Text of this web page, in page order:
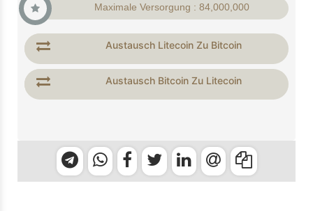
Maximale Versorgung : 84,000,000
Austausch Litecoin Zu Bitcoin
Austausch Bitcoin Zu Litecoin